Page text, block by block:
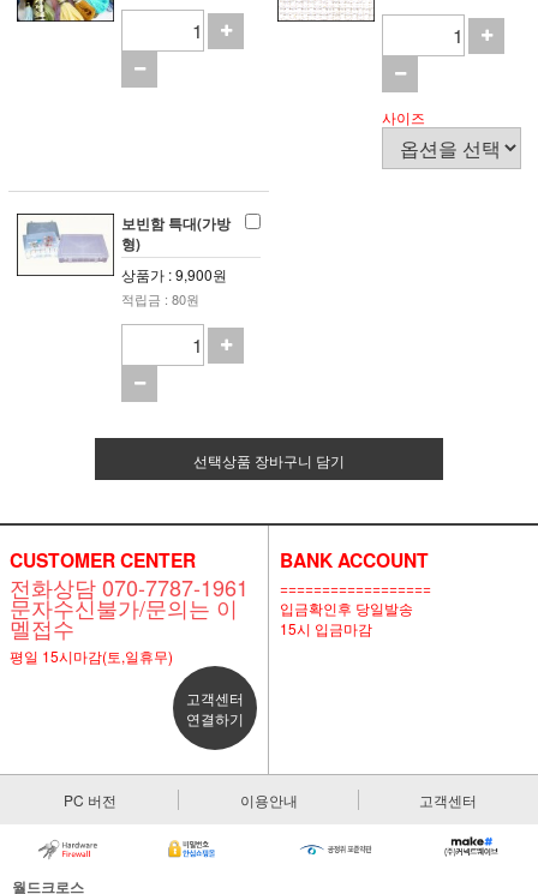
사이즈
보빈함 특대(가방
형)
상품가 : 9,900원
적립금 : 80원
선택상품 장바구니 담기
CUSTOMER CENTER
전화상담 070-7787-1961
문자수신불가/문의는 이
멜접수
평일 15시마감(토,일휴무)
고객센터
연결하기
BANK ACCOUNT
==================
입금확인후 당일발송
15시 입금마감
PC 버전 이용안내 고객센터
월드크로스